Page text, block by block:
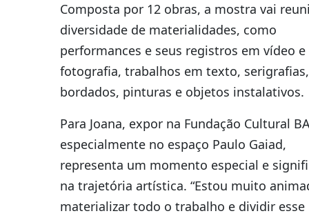
Composta por 12 obras, a mostra vai
diversidade de materialidades, como
performances e seus registros em vídeo e
fotografia, trabalhos em texto, serigrafias,
bordados, pinturas e objetos instalativos.
Para Joana, expor na Fundação Cultural
especialmente no espaço Paulo Gaiad,
representa um momento especial e
na trajetória artística. “Estou muito
materializar todo o trabalho e dividir esse